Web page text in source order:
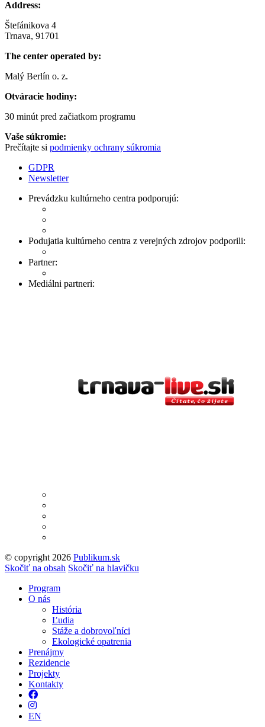
Address:
Štefánikova 4
Trnava, 91701
The center operated by:
Malý Berlín o. z.
Otváracie hodiny:
30 minút pred začiatkom programu
Vaše súkromie:
Prečítajte si podmienky ochrany súkromia
GDPR
Newsletter
Prevádzku kultúrneho centra podporujú:
Podujatia kultúrneho centra z verejných zdrojov podporili:
Partner:
Mediálni partneri:
© copyright 2026 Publikum.sk
Tvorba stránok: Enjoy
Skočiť na obsah Skočiť na hlavičku
Program
O nás
História
Ľudia
Stáže a dobrovoľníci
Ekologické opatrenia
Prenájmy
Rezidencie
Projekty
Kontakty
Facebook
Instagram
EN